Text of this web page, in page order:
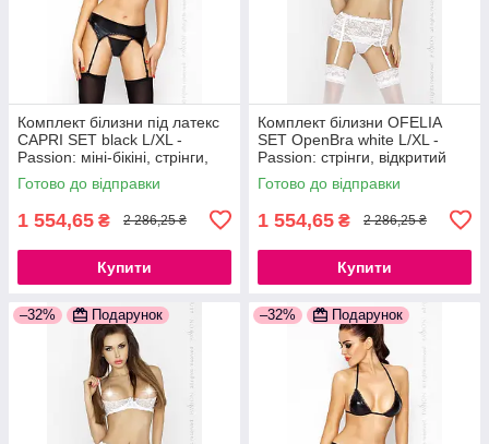
Комплект білизни під латекс
CAPRI SET black L/XL -
Passion: міні-бікіні, стрінги,
пояс для панчіх
777Store.com.ua
Готово до відправки
1 554,65 ₴ 2 286,25 ₴
Купити
Комплект білизни OFELIA
SET OpenBra white L/XL -
Passion: стрінги, відкритий
ліф, широкий пояс
777Store.com.ua
Готово до відправки
1 554,65 ₴ 2 286,25 ₴
Купити
–32% Подарунок –32% Подарунок